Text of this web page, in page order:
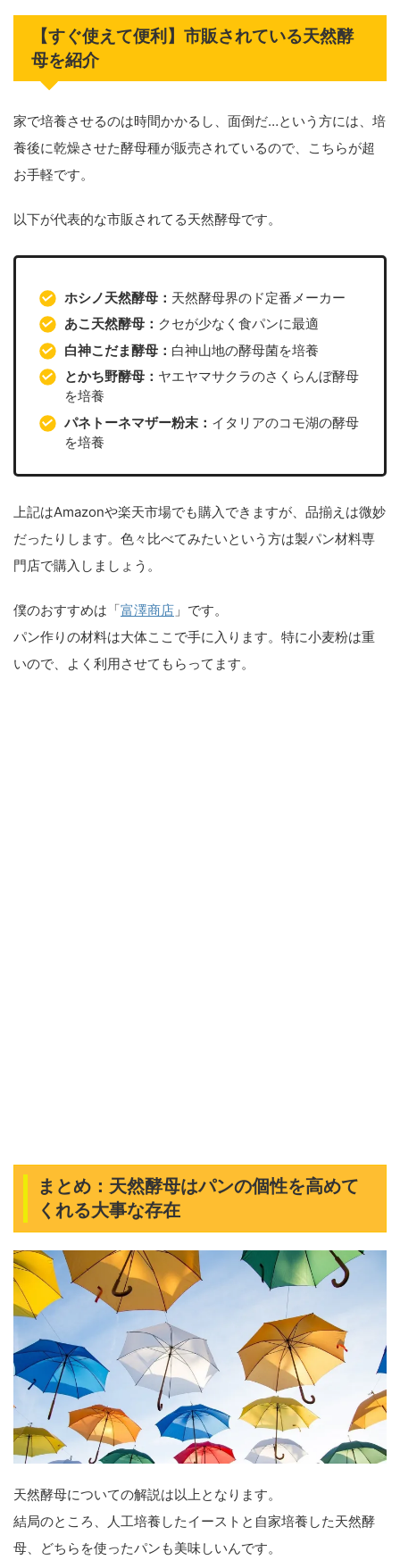
【すぐ使えて便利】市販されている天然酵
母を紹介
家で培養させるのは時間かかるし、面倒だ…という方には、培
養後に乾燥させた酵母種が販売されているので、こちらが超
お手軽です。
以下が代表的な市販されてる天然酵母です。
ホシノ天然酵母： 天然酵母界のド定番メーカー
あこ天然酵母： クセが少なく食パンに最適
白神こだま酵母： 白神山地の酵母菌を培養
とかち野酵母： ヤエヤマサクラのさくらんぼ酵母
を培養
パネトーネマザー粉末： イタリアのコモ湖の酵母
を培養
上記はAmazonや楽天市場でも購入できますが、品揃えは微妙
だったりします。色々比べてみたいという方は製パン材料専
門店で購入しましょう。
僕のおすすめは「富澤商店 」です。
パン作りの材料は大体ここで手に入ります。特に小麦粉は重
いので、よく利用させてもらってます。
まとめ：天然酵母はパンの個性を高めて
くれる大事な存在
天然酵母についての解説は以上となります。
結局のところ、人工培養したイーストと自家培養した天然酵
母、どちらを使ったパンも美味しいんです。